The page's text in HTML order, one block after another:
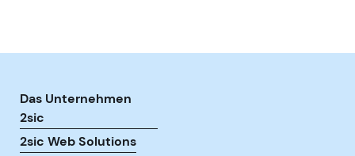
Das Unternehmen
2sic
2sic Web Solutions